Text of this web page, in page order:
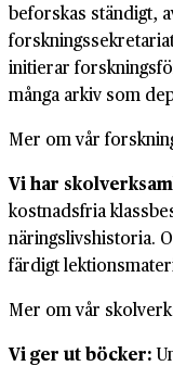
beforskas ständigt,
initierar
många arkiv som
Mer om vår
Vi har
kostnadsfria
näringslivshistoria.
färdigt
Mer om vår
Vi ger ut böcker: